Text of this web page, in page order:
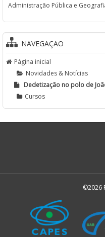
Administração Pública e
NAVEGAÇÃO
Página inicial
Novidades & Notícias
Dedetização no polo de
Cursos
©2026